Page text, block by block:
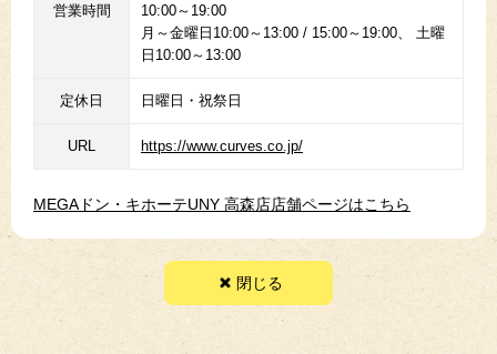
営業時間
10:00～19:00
月～金曜日10:00～13:00 / 15:00～19:00、 土曜
日10:00～13:00
定休日 日曜日・祝祭日
URL https://www.curves.co.jp/
MEGAドン・キホーテUNY 高森店店舗ページはこちら
閉じる